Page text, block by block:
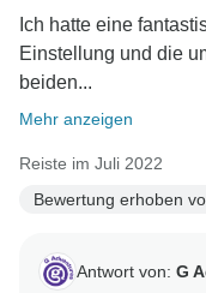
Ich hatte eine
Einstellung und die
beiden...
Mehr anzeigen
Reiste im Juli 2022
Bewertung erhoben
Antwort von: G